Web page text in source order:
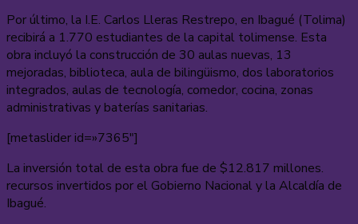
Por último, la I.E. Carlos Lleras Restrepo, en Ibagué (Tolima)
recibirá a 1.770 estudiantes de la capital tolimense. Esta
obra incluyó la construcción de 30 aulas nuevas, 13
mejoradas, biblioteca, aula de bilingüismo, dos laboratorios
integrados, aulas de tecnología, comedor, cocina, zonas
administrativas y baterías sanitarias.
[metaslider id=»7365″]
La inversión total de esta obra fue de $12.817 millones.
recursos invertidos por el Gobierno Nacional y la Alcaldía de
Ibagué.